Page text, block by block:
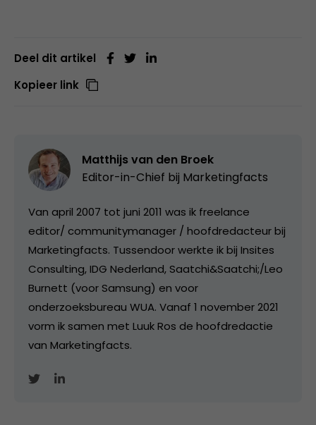
Deel dit artikel
Kopieer link
Matthijs van den Broek
Editor-in-Chief bij Marketingfacts
Van april 2007 tot juni 2011 was ik freelance
editor/ communitymanager / hoofdredacteur bij
Marketingfacts. Tussendoor werkte ik bij Insites
Consulting, IDG Nederland, Saatchi&Saatchi;/Leo
Burnett (voor Samsung) en voor
onderzoeksbureau WUA. Vanaf 1 november 2021
vorm ik samen met Luuk Ros de hoofdredactie
van Marketingfacts.